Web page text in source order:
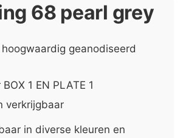
68 pearl grey
geanodiseerd
1 EN PLATE 1
verkrijgbaar
in diverse kleuren en